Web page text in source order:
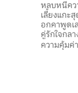
หลบหนีคว
เลี้ยงแกะ
อกคาพูดเ
คู่รักใจกล
เป็นส่วนตั
อบอุ่น ห้
ห้องน้ำที่
ความคุ้มค่า